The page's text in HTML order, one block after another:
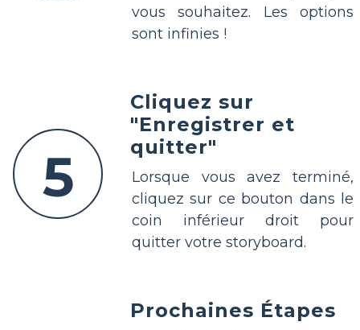
vous souhaitez. Les options
sont infinies !
5
Cliquez sur
"Enregistrer et
quitter"
Lorsque vous avez terminé,
cliquez sur ce bouton dans le
coin inférieur droit pour
quitter votre storyboard.
Prochaines Étapes